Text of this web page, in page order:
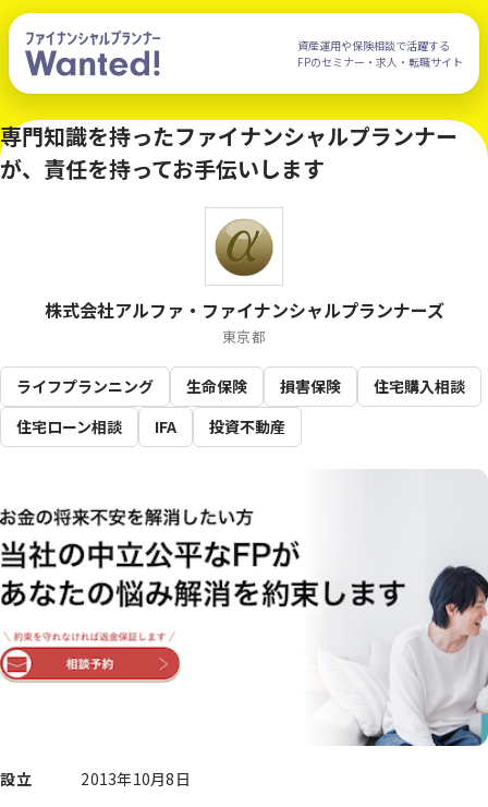
資産運用や保険相談で活躍する
FPのセミナー・求人・転職サイト
専門知識を持ったファイナンシャルプランナー
が、責任を持ってお手伝いします
株式会社アルファ・ファイナンシャルプランナーズ
東京都
ライフプランニング 生命保険 損害保険
住宅購入相談
住宅ローン相談
IFA 投資不動産
設立
2013年10月8日